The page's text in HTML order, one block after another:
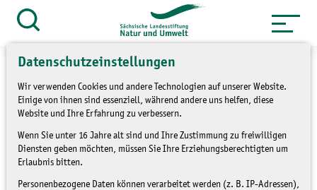
Datenschutzeinstellungen
Wir verwenden Cookies und andere Technologien auf unserer Website.
Einige von ihnen sind essenziell, während andere uns helfen, diese
Website und Ihre Erfahrung zu verbessern.
Wenn Sie unter 16 Jahre alt sind und Ihre Zustimmung zu freiwilligen
Diensten geben möchten, müssen Sie Ihre Erziehungsberechtigten um
Erlaubnis bitten.
Personenbezogene Daten können verarbeitet werden (z. B. IP-Adressen),
Zum
Inhalt
springen
Themen Natur und Landschaft
Park
und Weinberg » Fördermittelprojekt
Schlosspark Wechselburg